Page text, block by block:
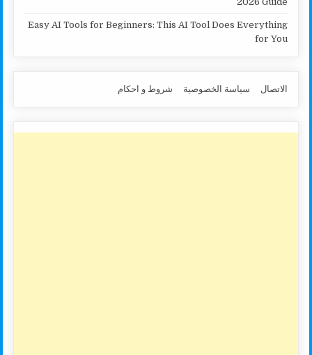
Easy AI Tools for Beginners: This AI Tool Does Everything
for You
الاتصال سياسة الخصوصية شروط و احكام